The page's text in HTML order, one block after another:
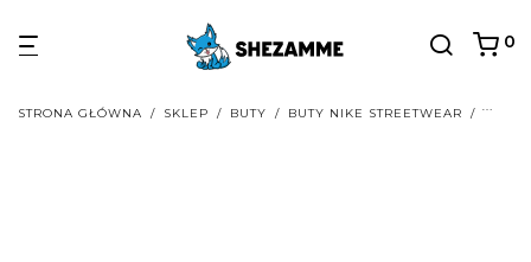
0
STRONA GŁÓWNA / SKLEP / BUTY / BUTY NIKE STREETWEAR / BUTY